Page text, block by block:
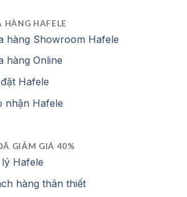
HAFELE
hàng Showroom Hafele
hàng Online
Hafele
nhận Hafele
GIẢM GIÁ 40%
Hafele
hàng thân thiết